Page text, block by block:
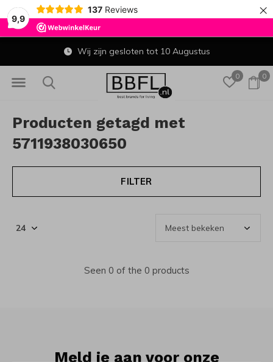
9,9
137 Reviews ×
0 0
Wij zijn gesloten tot 10 Augustus
Producten getagd met
5711938030650
FILTER
Seen 0 of the 0 products
Meld je aan voor onze